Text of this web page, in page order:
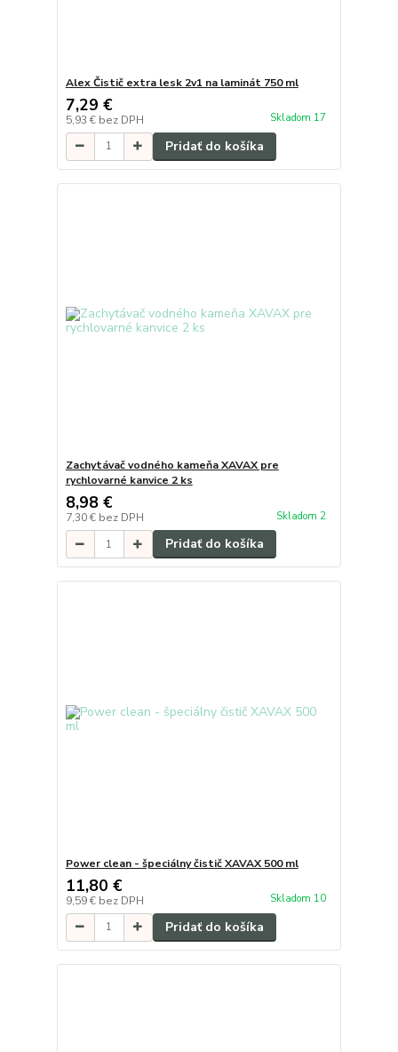
Alex Čistič extra lesk 2v1 na laminát 750 ml
7,29 €
5,93 € bez DPH Skladom 17
Pridať do košíka
Zachytávač vodného kameňa XAVAX pre
rychlovarné kanvice 2 ks
8,98 €
7,30 € bez DPH Skladom 2
Pridať do košíka
Power clean - špeciálny čistič XAVAX 500 ml
11,80 €
9,59 € bez DPH Skladom 10
Pridať do košíka